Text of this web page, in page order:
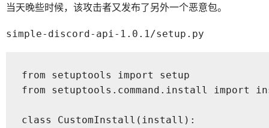
当天晚些时候，该攻击者又发布了另外一个恶意包。
simple-discord-api-1.0.1/setup.py
from setuptools import setup
from setuptools.command.install import
class CustomInstall(install):